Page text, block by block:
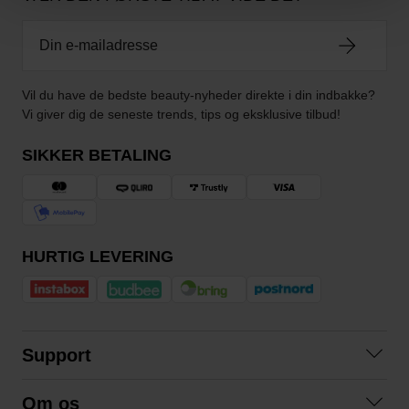
Vil du have de bedste beauty-nyheder direkte i din indbakke?
Vi giver dig de seneste trends, tips og eksklusive tilbud!
SIKKER BETALING
HURTIG LEVERING
Support
Om os